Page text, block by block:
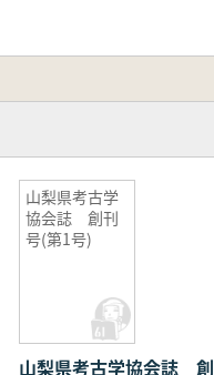
山梨県考古学
協会誌 創刊
号(第1号)
山梨県考古学協会誌 創